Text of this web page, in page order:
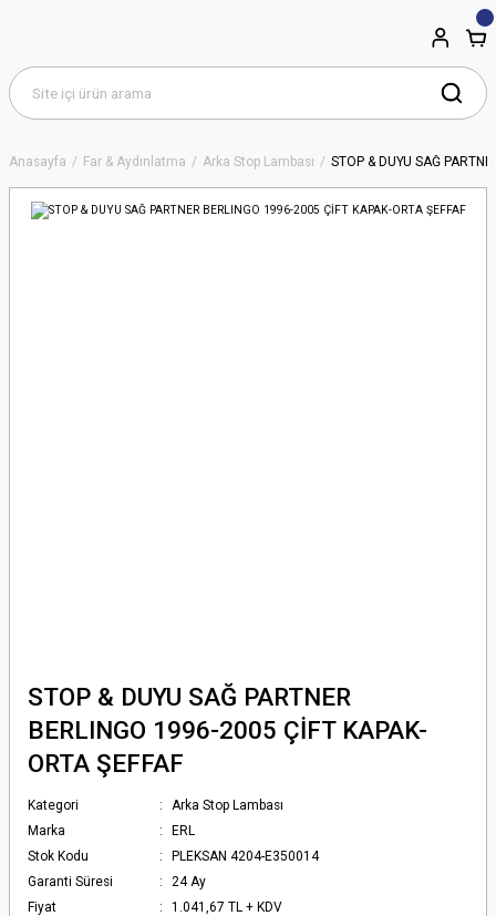
Anasayfa Far & Aydınlatma Arka Stop Lambası STOP & DUYU SAĞ
STOP & DUYU SAĞ PARTNER
BERLINGO 1996-2005 ÇİFT KAPAK-
ORTA ŞEFFAF
Kategori
Arka Stop Lambası
Marka
ERL
Stok Kodu
PLEKSAN 4204-E350014
Garanti Süresi
24 Ay
Fiyat
1.041,67 TL + KDV